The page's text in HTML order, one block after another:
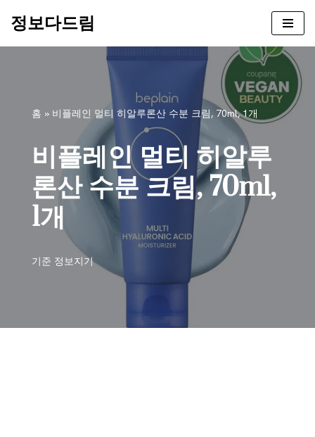
정보다드림
홈 » 비플레인 멀티 히알루론산 수분 크림, 70ml, 1개
비플레인 멀티 히알루
론산 수분 크림, 70ml,
1개
기준 정보지기